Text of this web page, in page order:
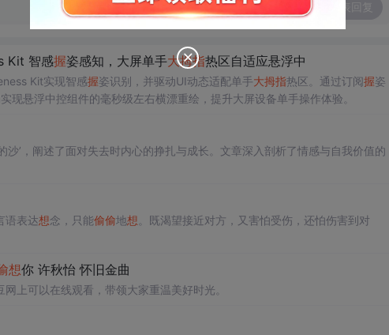
Kit 智感握姿感知，大屏单手大拇指热区自适应悬浮中
Kit实现智感握姿识别，并驱动UI动态适配单手大拇指热区。通过订阅握姿
悬浮中控组件的毫秒级左右横漂重绘，提升大屏设备单手操作体验。
沙’，阐述了面对失去时内心的挣扎与成长。文章深入剖析了情感与自我价值的
语表达想念，只能偷偷地想 。既渴望接近对方，又害怕受伤，还怕伤害到对
想你 许秋怡 怀旧金曲
上可以在线观看，带领大家重温美好时光。